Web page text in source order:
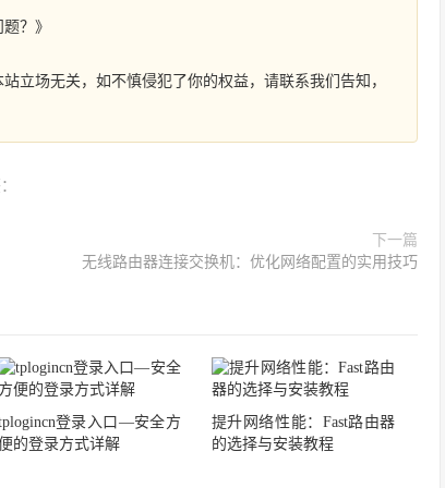
？》
立场无关，如不慎侵犯了你的权益，请联系我们告知，
下一篇
无线路由器连接交换机：优化网络配置的实用技巧
登录入口—安全方
的登录方式详解
提升网络性能：Fast路由器
的选择与安装教程